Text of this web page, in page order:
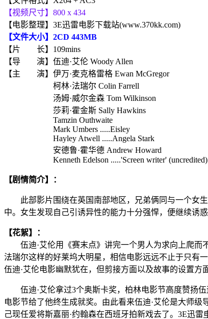
【视频尺寸】800 x 434
【电影整理】3E迅雷电影下载站(www.370kk.com)
【文件大小】2CD 443MB
【片 长】109mins
【导 演】伍迪·艾伦 Woody Allen
【主 演】伊万·麦克格雷格 Ewan McGregor
柯林·法瑞尔 Colin Farrell
汤姆·威尔金森 Tom Wilkinson
莎莉·霍金斯 Sally Hawkins
Tamzin Outhwaite
Mark Umbers .....Eisley
Hayley Atwell .....Angela Stark
安德鲁·霍华德 Andrew Howard
Kenneth Edelson .....'Screen writer' (uncredited)
【剧情简介】：
此部影片围绕在英国南部地区，兄弟俩同与一个女生
中。女生发现自己引诱异性的能力十分强悍，便继续
【花絮】：
伍迪·艾伦用《赛末点》讲完一个男人为求向上爬而不
法瑞尔这样的好莱坞大明星，相信电影远远不止于只有
伍迪·艾伦电影幽默犹在，但剪接方面以及故事的设置方
伍迪·艾伦拿过3个奥斯卡奖，柏林电影节高度赞扬伍
电影节给了他终生成就奖。由此看来伍迪·艾伦是大师
己现任爱将斯嘉丽·约翰森在西班牙拍新戏去了。3E迅雷